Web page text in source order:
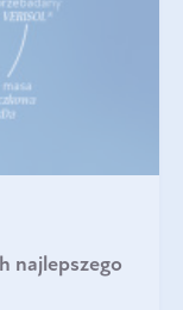
najlepszego